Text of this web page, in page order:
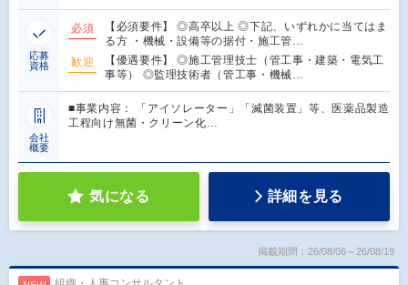
応募
資格
必須
【必須要件】 ◎高卒以上 ◎下記、いずれかに当てはま
る方 ・機械・設備等の据付・施工管…
歓迎
【優遇要件】 ◎施工管理技士（管工事・建築・電気工
事等） ◎監理技術者（管工事・機械…
会社
概要
■事業内容： 「アイソレーター」「滅菌装置」等、医薬品製造
工程向け無菌・クリーン化…
気になる 詳細を見る
掲載期間：26/08/06～26/08/19